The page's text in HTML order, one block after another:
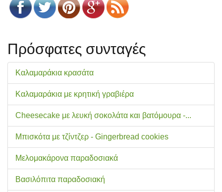
Πρόσφατες συνταγές
Καλαμαράκια κρασάτα
Καλαμαράκια με κρητική γραβιέρα
Cheesecake με λευκή σοκολάτα και βατόμουρα -...
Μπισκότα με τζίντζερ - Gingerbread cookies
Μελομακάρονα παραδοσιακά
Βασιλόπιτα παραδοσιακή